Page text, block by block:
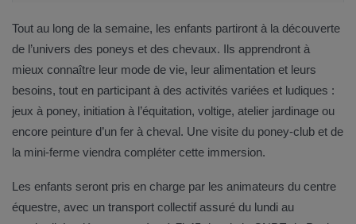
Tout au long de la semaine, les enfants partiront à la découverte
de l’univers des poneys et des chevaux. Ils apprendront à
mieux connaître leur mode de vie, leur alimentation et leurs
besoins, tout en participant à des activités variées et ludiques :
jeux à poney, initiation à l’équitation, voltige, atelier jardinage ou
encore peinture d’un fer à cheval. Une visite du poney-club et de
la mini-ferme viendra compléter cette immersion.
Les enfants seront pris en charge par les animateurs du centre
équestre, avec un transport collectif assuré du lundi au